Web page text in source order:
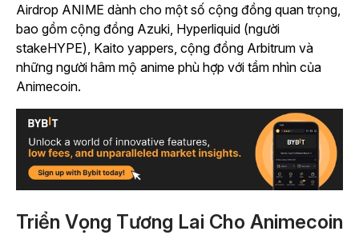
Airdrop ANIME dành cho một số cộng đồng quan trọng,
bao gồm cộng đồng Azuki, Hyperliquid (người
stakeHYPE), Kaito yappers, cộng đồng Arbitrum và
những người hâm mộ anime phù hợp với tầm nhìn của
Animecoin.
Triển Vọng Tương Lai Cho Animecoin